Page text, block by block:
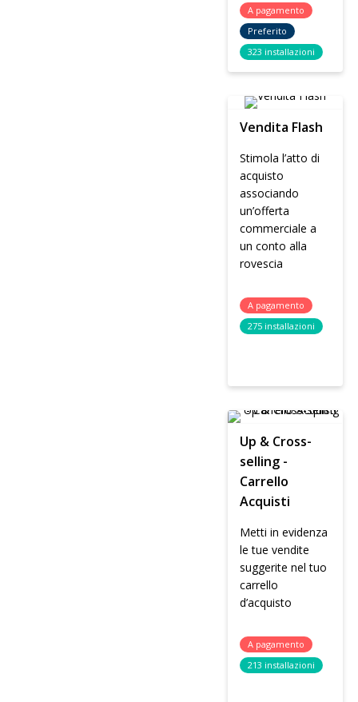
A pagamento
Preferito
323 installazioni
Vendita Flash
Stimola l’atto di
acquisto
associando
un’offerta
commerciale a
un conto alla
rovescia
A pagamento
275 installazioni
Up & Cross-
selling -
Carrello
Acquisti
Metti in evidenza
le tue vendite
suggerite nel tuo
carrello
d’acquisto
A pagamento
213 installazioni